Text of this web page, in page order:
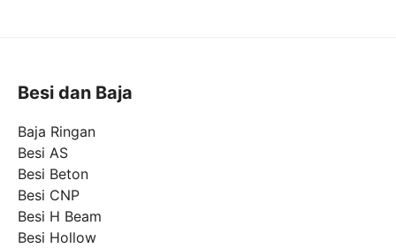
Besi dan Baja
Baja Ringan
Besi AS
Besi Beton
Besi CNP
Besi H Beam
Besi Hollow